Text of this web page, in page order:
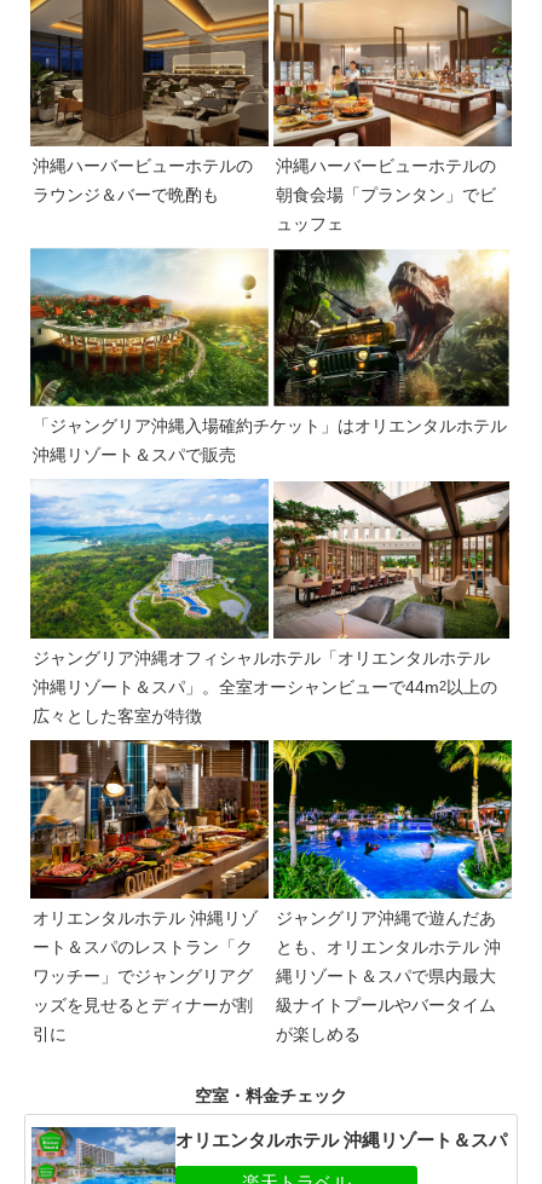
沖縄ハーバービューホテルの
ラウンジ＆バーで晩酌も
沖縄ハーバービューホテルの
朝食会場「プランタン」でビ
ュッフェ
「ジャングリア沖縄入場確約チケット」はオリエンタルホテル
沖縄リゾート＆スパで販売
ジャングリア沖縄オフィシャルホテル「オリエンタルホテル
沖縄リゾート＆スパ」。全室オーシャンビューで44m2以上の
広々とした客室が特徴
オリエンタルホテル 沖縄リゾ
ート＆スパのレストラン「ク
ワッチー」でジャングリアグ
ッズを見せるとディナーが割
引に
ジャングリア沖縄で遊んだあ
とも、オリエンタルホテル 沖
縄リゾート＆スパで県内最大
級ナイトプールやバータイム
が楽しめる
空室・料金チェック
オリエンタルホテル 沖縄リゾート＆スパ